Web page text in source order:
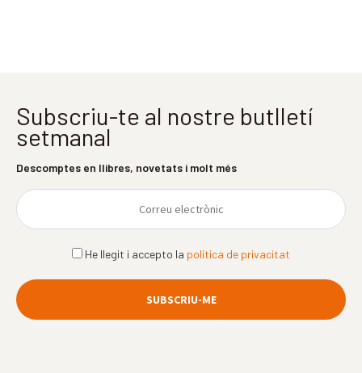
Subscriu-te al nostre butlletí
setmanal
Descomptes en llibres, novetats i molt més
He llegit i accepto la política de privacitat